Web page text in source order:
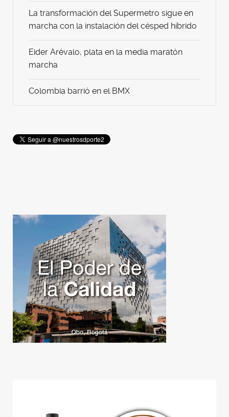
La transformación del Supermetro sigue en
marcha con la instalación del césped híbrido
Eider Arévalo, plata en la media maratón
marcha
Colombia barrió en el BMX